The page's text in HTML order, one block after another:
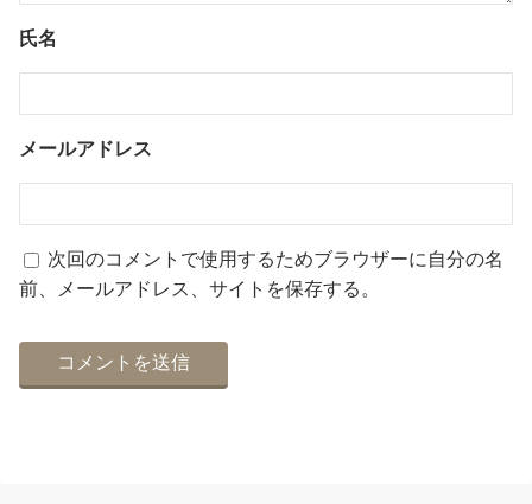
氏名
メールアドレス
次回のコメントで使用するためブラウザーに自分の名
前、メールアドレス、サイトを保存する。